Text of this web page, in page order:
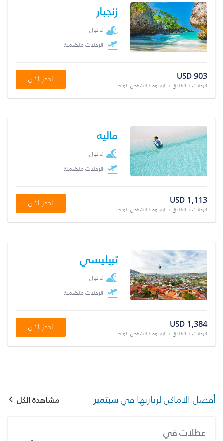
زنجبار
2 ليال
الرحلات متضمنة
USD 903
الرحلات + الفندق + الرسوم / للشخص الواحد
احجز الآن
ماليه
2 ليال
الرحلات متضمنة
USD 1,113
الرحلات + الفندق + الرسوم / للشخص الواحد
احجز الآن
تبيليسي
2 ليال
الرحلات متضمنة
USD 1,384
الرحلات + الفندق + الرسوم / للشخص الواحد
احجز الآن
أفضل الأماكن لزيارتها فيسبتمبر مشاهدة الكل
عطلات في